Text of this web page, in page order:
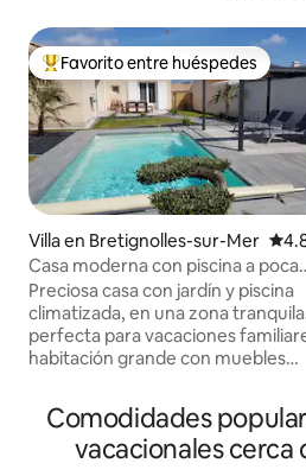
Favorito entre huéspedes
Favorito entre huéspedes
Villa en Bretignolles-sur-Mer
Casa moderna con piscina a poca
distancia del mar
Preciosa casa con jardín y piscina
climatizada, en una zona
perfecta para vacaciones
habitación grande con muebles
las comodidades (máquina de
horno de microondas, cafetera
senseo,...). WIFI y TV por cable con canal
Comodidades
vacacionales cerca